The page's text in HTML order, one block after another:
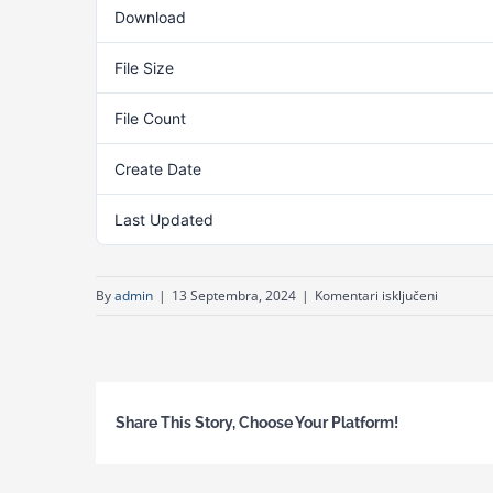
Download
File Size
File Count
Create Date
Last Updated
Byadmin | 13 Septembra, 2024 | Komentari isključeni
Share This Story, Choose Your Platform!